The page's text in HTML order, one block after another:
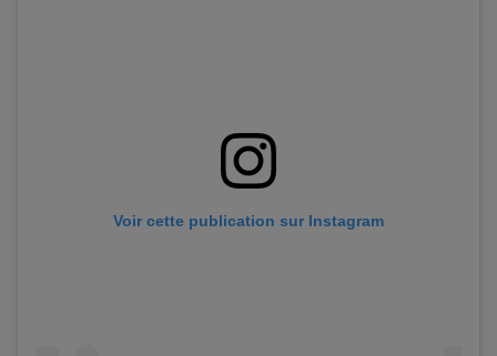
Voir cette publication sur Instagram